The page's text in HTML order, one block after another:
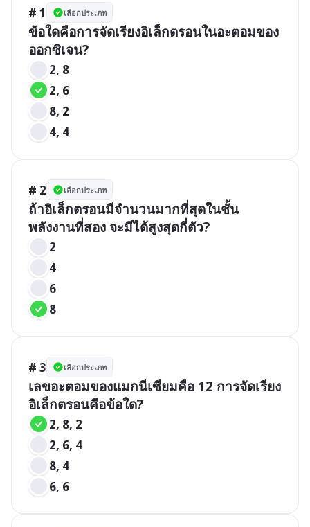
# 1 เลือกประเภท
ข้อใดคือการจัดเรียงอิเล็กตรอนในอะตอมของ
ออกซิเจน?
2, 8
2, 6
8, 2
4, 4
# 2 เลือกประเภท
ถ้าอิเล็กตรอนมีจำนวนมากที่สุดในชั้น
พลังงานที่สอง จะมีได้สูงสุดกี่ตัว?
2
4
6
8
# 3 เลือกประเภท
เลขอะตอมของแมกนีเซียมคือ 12 การจัดเรียง
อิเล็กตรอนคือข้อใด?
2, 8, 2
2, 6, 4
8, 4
6, 6